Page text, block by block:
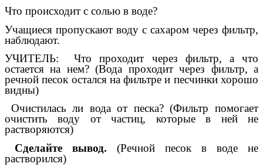
Что происходит с солью в воде?
Учащиеся пропускают воду с сахаром через фильтр,
наблюдают.
УЧИТЕЛЬ: Что проходит через фильтр, а что
остается на нем? (Вода проходит через фильтр, а
речной песок остался на фильтре и песчинки хорошо
видны)
Очистилась ли вода от песка? (Фильтр помогает
очистить воду от частиц, которые в ней не
растворяются)
Сделайте вывод. (Речной песок в воде не
растворился)